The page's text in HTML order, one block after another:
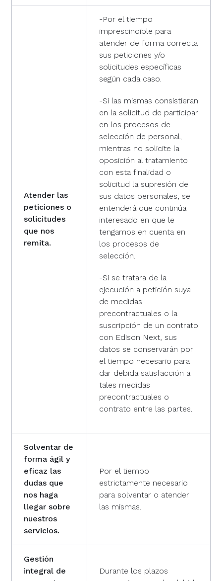
Atender las
peticiones o
solicitudes
que nos
remita.
-Por el tiempo
imprescindible para
atender de forma correcta
sus peticiones y/o
solicitudes específicas
según cada caso.
-Si las mismas consistieran
en la solicitud de participar
en los procesos de
selección de personal,
mientras no solicite la
oposición al tratamiento
con esta finalidad o
solicitud la supresión de
sus datos personales, se
entenderá que continúa
interesado en que le
tengamos en cuenta en
los procesos de
selección.
-Si se tratara de la
ejecución a petición suya
de medidas
precontractuales o la
suscripción de un contrato
con Edison Next, sus
datos se conservarán por
el tiempo necesario para
dar debida satisfacción a
tales medidas
precontractuales o
contrato entre las partes.
Solventar de
forma ágil y
eficaz las
dudas que
nos haga
llegar sobre
nuestros
servicios.
Por el tiempo
estrictamente necesario
para solventar o atender
las mismas.
Gestión
integral de
Durante los plazos